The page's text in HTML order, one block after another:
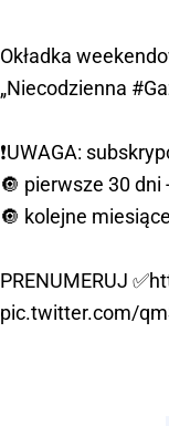
Okładka
„Niecodzienna
❗️UWAGA:
🔘 pierwsze 30 dni
🔘 kolejne
PRENUMERUJ ✅
pic.twitter.com/